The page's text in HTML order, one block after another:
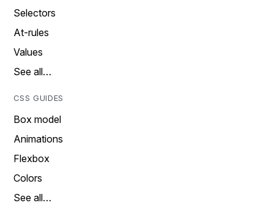
Selectors
At-rules
Values
See all…
CSS GUIDES
Box model
Animations
Flexbox
Colors
See all…